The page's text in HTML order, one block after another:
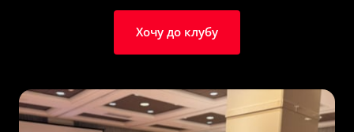
Хочу до клубу